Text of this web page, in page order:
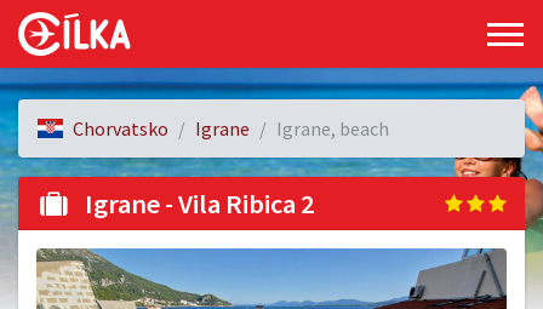
Chorvatsko Igrane Igrane, beach
Igrane - Vila Ribica 2